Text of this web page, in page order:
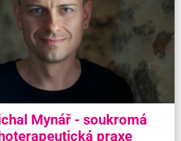
Mynář - soukromá
praxe